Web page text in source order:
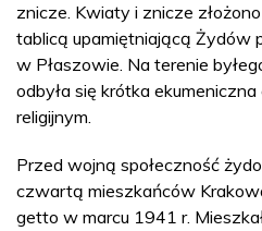
znicze. Kwiaty i znicze
tablicą upamiętniającą Żydów
w Płaszowie. Na terenie
odbyła się krótka
religijnym.
Przed wojną społeczność
czwartą mieszkańców
getto w marcu 1941 r.